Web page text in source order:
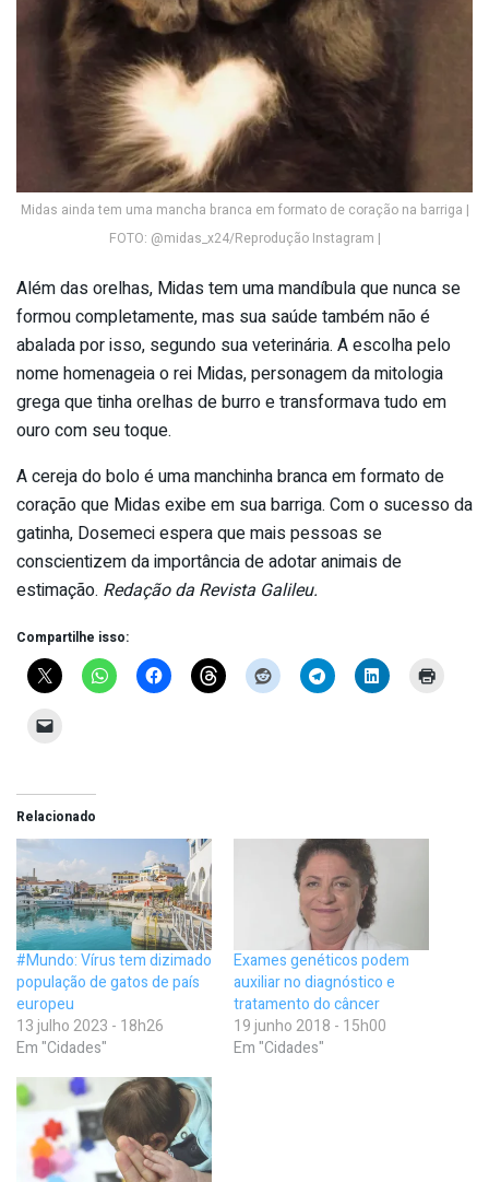
Midas ainda tem uma mancha branca em formato de coração na barriga |
FOTO: @midas_x24/Reprodução Instagram |
Além das orelhas, Midas tem uma mandíbula que nunca se
formou completamente, mas sua saúde também não é
abalada por isso, segundo sua veterinária. A escolha pelo
nome homenageia o rei Midas, personagem da mitologia
grega que tinha orelhas de burro e transformava tudo em
ouro com seu toque.
A cereja do bolo é uma manchinha branca em formato de
coração que Midas exibe em sua barriga. Com o sucesso da
gatinha, Dosemeci espera que mais pessoas se
conscientizem da importância de adotar animais de
estimação. Redação da Revista Galileu.
Compartilhe isso:
Relacionado
#Mundo: Vírus tem dizimado
população de gatos de país
europeu
13 julho 2023 - 18h26
Em "Cidades"
Exames genéticos podem
auxiliar no diagnóstico e
tratamento do câncer
19 junho 2018 - 15h00
Em "Cidades"